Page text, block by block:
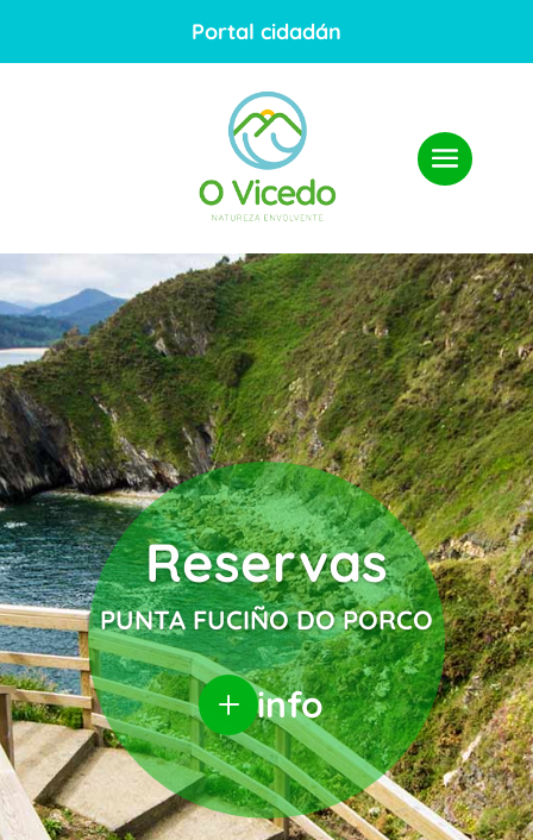
Portal cidadán
Reservas
PUNTA FUCIÑO DO PORCO
info